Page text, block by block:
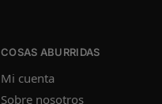
COSAS ABURRIDAS
Mi cuenta
Sobre nosotros